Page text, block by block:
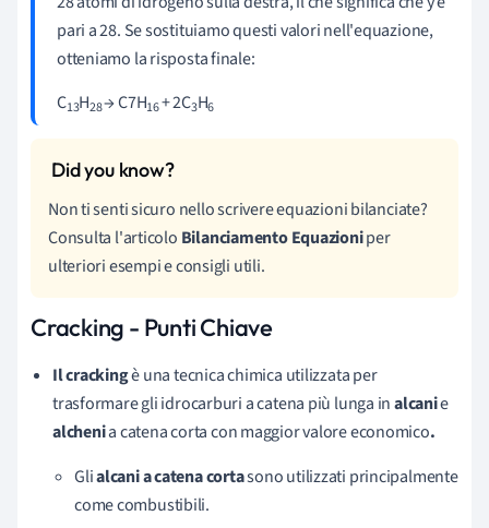
pari a 28. Se sostituiamo questi valori nell'equazione,
otteniamo la risposta finale:
C13H28→ C7H16+ 2C3H6
Non ti senti sicuro nello scrivere equazioni bilanciate?
Consulta l'articolo Bilanciamento Equazioniper
ulteriori esempi e consigli utili.
Cracking - Punti Chiave
Il crackingè una tecnica chimica utilizzata per
trasformare gli idrocarburi a catena più lunga inalcanie
alchenia catena corta con maggior valore economico.
Glialcania catena cortasono utilizzati principalmente
come combustibili.